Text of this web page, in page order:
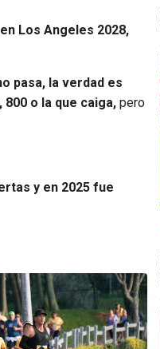
Los Angeles 2028,
pasa, la verdad es
o la que caiga, pero
y en 2025 fue